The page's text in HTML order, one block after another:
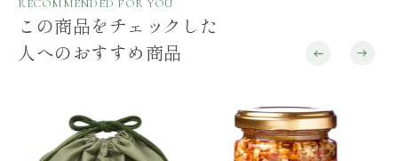
RECOMMENDED FOR YOU
この商品をチェックした
人へのおすすめ商品